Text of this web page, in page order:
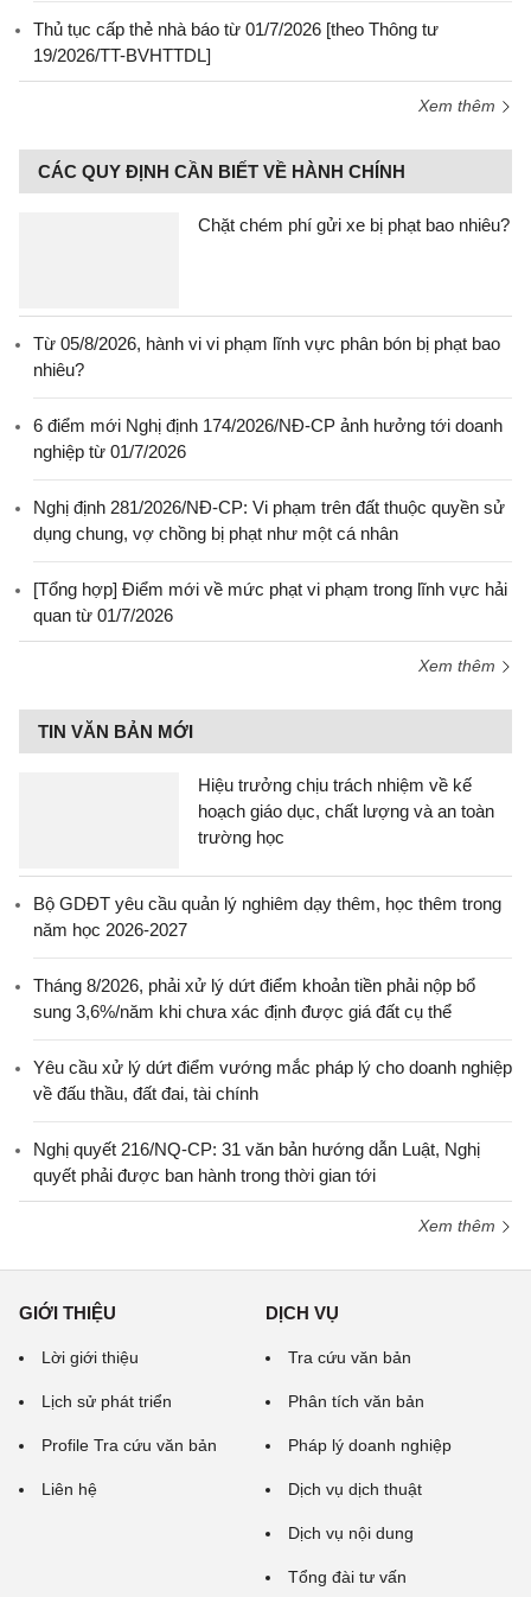
Thủ tục cấp thẻ nhà báo từ 01/7/2026 [theo Thông tư
19/2026/TT-BVHTTDL]
Xem thêm
CÁC QUY ĐỊNH CẦN BIẾT VỀ HÀNH CHÍNH
Chặt chém phí gửi xe bị phạt bao nhiêu?
Từ 05/8/2026, hành vi vi phạm lĩnh vực phân bón bị phạt bao
nhiêu?
6 điểm mới Nghị định 174/2026/NĐ-CP ảnh hưởng tới doanh
nghiệp từ 01/7/2026
Nghị định 281/2026/NĐ-CP: Vi phạm trên đất thuộc quyền sử
dụng chung, vợ chồng bị phạt như một cá nhân
[Tổng hợp] Điểm mới về mức phạt vi phạm trong lĩnh vực hải
quan từ 01/7/2026
Xem thêm
TIN VĂN BẢN MỚI
Hiệu trưởng chịu trách nhiệm về kế
hoạch giáo dục, chất lượng và an toàn
trường học
Bộ GDĐT yêu cầu quản lý nghiêm dạy thêm, học thêm trong
năm học 2026-2027
Tháng 8/2026, phải xử lý dứt điểm khoản tiền phải nộp bổ
sung 3,6%/năm khi chưa xác định được giá đất cụ thể
Yêu cầu xử lý dứt điểm vướng mắc pháp lý cho doanh nghiệp
về đấu thầu, đất đai, tài chính
Nghị quyết 216/NQ-CP: 31 văn bản hướng dẫn Luật, Nghị
quyết phải được ban hành trong thời gian tới
Xem thêm
GIỚI THIỆU
Lời giới thiệu
Lịch sử phát triển
Profile Tra cứu văn bản
Liên hệ
DỊCH VỤ
Tra cứu văn bản
Phân tích văn bản
Pháp lý doanh nghiệp
Dịch vụ dịch thuật
Dịch vụ nội dung
Tổng đài tư vấn